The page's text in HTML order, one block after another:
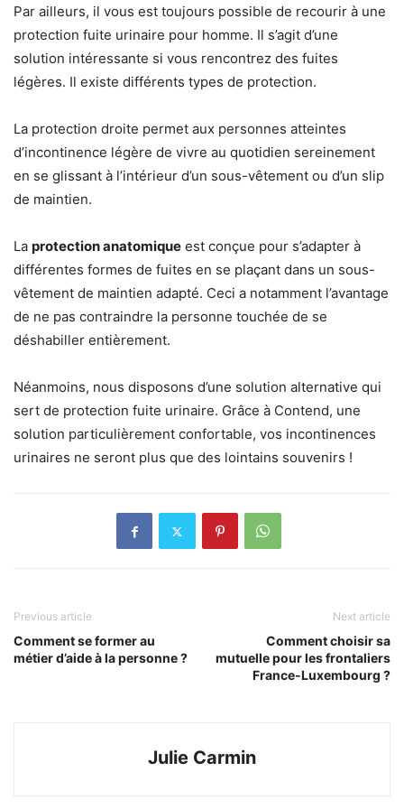
Par ailleurs, il vous est toujours possible de recourir à une
protection fuite urinaire pour homme. Il s’agit d’une
solution intéressante si vous rencontrez des fuites
légères. Il existe différents types de protection.
La protection droite permet aux personnes atteintes
d’incontinence légère de vivre au quotidien sereinement
en se glissant à l’intérieur d’un sous-vêtement ou d’un slip
de maintien.
La protection anatomique est conçue pour s’adapter à
différentes formes de fuites en se plaçant dans un sous-
vêtement de maintien adapté. Ceci a notamment l’avantage
de ne pas contraindre la personne touchée de se
déshabiller entièrement.
Néanmoins, nous disposons d’une solution alternative qui
sert de protection fuite urinaire. Grâce à Contend, une
solution particulièrement confortable, vos incontinences
urinaires ne seront plus que des lointains souvenirs !
Previous article
Comment se former au
métier d’aide à la personne ?
Next article
Comment choisir sa
mutuelle pour les frontaliers
France-Luxembourg ?
Julie Carmin